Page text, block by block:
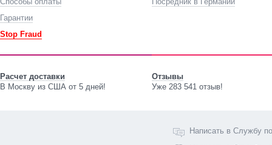
Гарантии
Stop Fraud
Расчет доставки
В Москву из США от 5 дней!
Отзывы
Уже 283 541 отзыв!
Написать в Службу